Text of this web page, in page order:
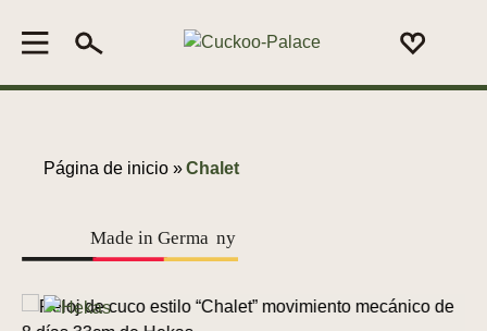
Página de inicio »Chalet
Made in Germa ny